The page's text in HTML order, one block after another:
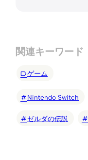
関連キーワード
ゲーム
Nintendo Switch
ゼルダの伝説